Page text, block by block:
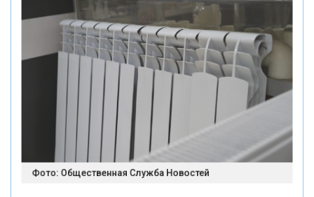
Фото: Общественная Служба Новостей